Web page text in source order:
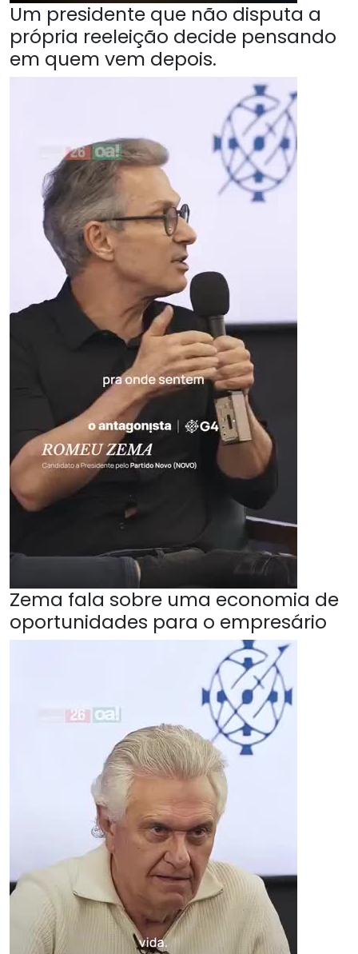
Um presidente que não disputa a
própria reeleição decide pensando
em quem vem depois.
Zema fala sobre uma economia de
oportunidades para o empresário